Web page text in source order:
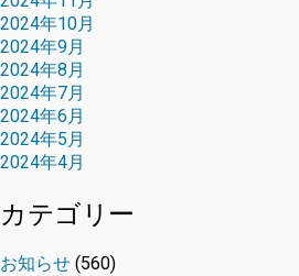
2024年10月
2024年9月
2024年8月
2024年7月
2024年6月
2024年5月
2024年4月
カテゴリー
お知らせ (560)